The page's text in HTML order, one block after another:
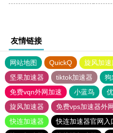
友情链接
网站地图 QuickQ 旋风加速
坚果加速器
tiktok加速器
狗
免费vqn外网加速
小蓝鸟
旋风加速器
免费vps加速器外
快连加速器
快连加速器官网入